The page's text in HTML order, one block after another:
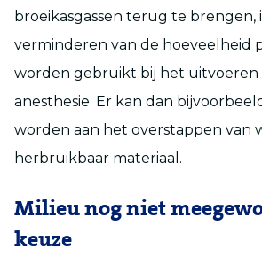
broeikasgassen terug te brengen,
verminderen van de hoeveelheid
worden gebruikt bij het uitvoeren
anesthesie. Er kan dan
worden aan het overstappen van
herbruikbaar materiaal.
Milieu nog niet
keuze